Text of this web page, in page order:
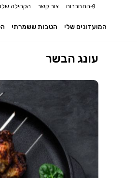
התחברות צור קשר הקהילה
הטבות ששמרתי המועדונים שלי
עונג הבשר